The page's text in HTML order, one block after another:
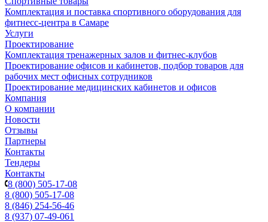
Комплектация и поставка спортивного оборудования для
фитнесс-центра в Самаре
Услуги
Проектирование
Комплектация тренажерных залов и фитнес-клубов
Проектирование офисов и кабинетов, подбор товаров для
рабочих мест офисных сотрудников
Проектирование медицинских кабинетов и офисов
Компания
О компании
Новости
Отзывы
Партнеры
Контакты
Тендеры
Контакты
8 (800) 505-17-08
8 (800) 505-17-08
8 (846) 254-56-46
8 (937) 07-49-061